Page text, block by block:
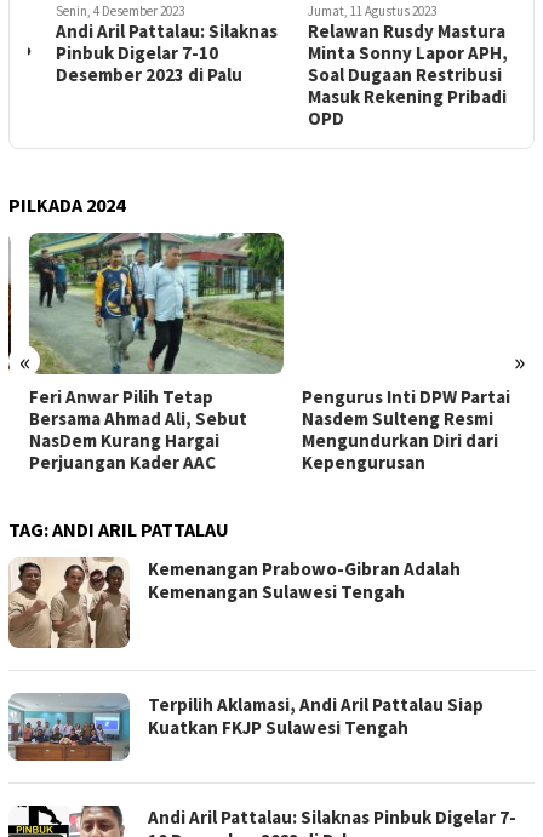
Senin, 4 Desember 2023
Andi Aril Pattalau: Silaknas
Pinbuk Digelar 7-10
Desember 2023 di Palu
Jumat, 11 Agustus 2023
Relawan Rusdy Mastura
Minta Sonny Lapor APH,
Soal Dugaan Restribusi
Masuk Rekening Pribadi
OPD
PILKADA 2024
« »
Feri Anwar Pilih Tetap
Bersama Ahmad Ali, Sebut
NasDem Kurang Hargai
Perjuangan Kader AAC
Pengurus Inti DPW Partai
Nasdem Sulteng Resmi
Mengundurkan Diri dari
Kepengurusan
TAG:ANDI ARIL PATTALAU
Kemenangan Prabowo-Gibran Adalah
Kemenangan Sulawesi Tengah
Terpilih Aklamasi, Andi Aril Pattalau Siap
Kuatkan FKJP Sulawesi Tengah
Andi Aril Pattalau: Silaknas Pinbuk Digelar 7-